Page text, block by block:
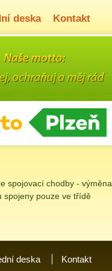
deska Kontakt
spojovací chodby - výměna
spojeny pouze ve třídě
deska Kontakt